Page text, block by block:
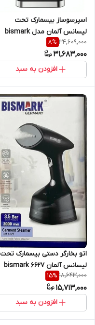
اسپرسوساز بیسمارک تحت
لیسانس آلمان مدل bismark
2264
34,609,000
8%
31,683,000
افزودن به سبد
اتو بخارگر دستی بیسمارک تحت
لیسانس آلمان bismark 6627
18,643,000
15%
15,713,000
افزودن به سبد